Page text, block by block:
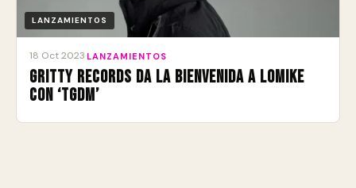
LANZAMIENTOS
18 Oct 2023 LANZAMIENTOS
Gritty Records da la bienvenida a Lomike
con ‘TGDM’